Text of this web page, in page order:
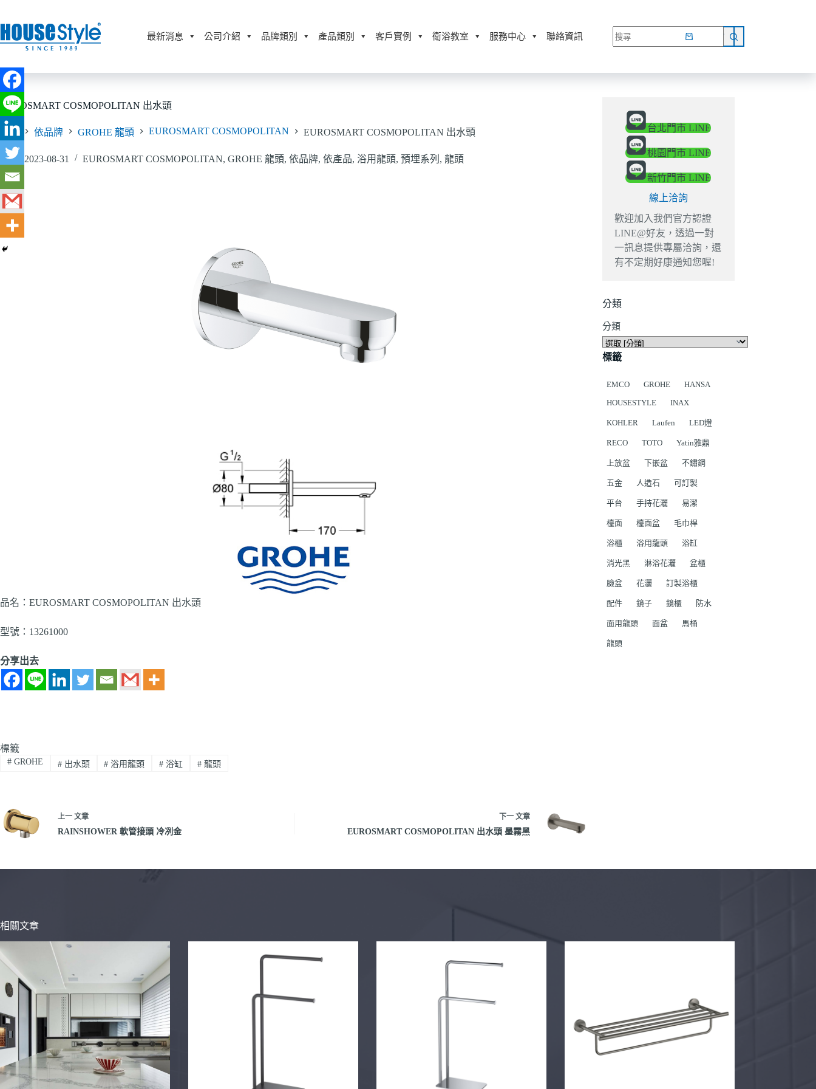
至
主
內
容
最新消息 公司介紹 品牌類別 產品類別 客戶實例 衛浴教室 服務中心 聯絡資訊 網路商店
EUROSMART COSMOPOLITAN 出水頭
首頁 依品牌 GROHE 龍頭 EUROSMART COSMOPOLITAN EUROSMART COSMOPOLITAN 出水頭
2023-08-31 EUROSMART COSMOPOLITAN, GROHE 龍頭, 依品牌, 依產品, 浴用龍頭, 預埋系列 , 龍頭
品名：EUROSMART COSMOPOLITAN 出水頭
型號：13261000
分享出去
標籤
#GROHE #出水頭 # 浴用龍頭 # 浴缸 # 龍頭
上一 文章
RAINSHOWER 軟管接頭 冷冽金
下一 文章
EUROSMART COSMOPOLITAN 出水頭 墨霧黑
台北門市 LINE
桃園門市 LINE
新竹門市 LINE
線上洽詢
歡迎加入我們官方認證
LINE@好友，透過一對
一訊息提供專屬洽詢，還
有不定期好康通知您喔!
分類
分類
標籤
EMCO GROHE
HANSA
HOUSESTYLE
INAX
KOHLER Laufen LED燈
RECO TOTO Yatin雅鼎
上放盆 下嵌盆 不鏽鋼
五金 人造石 可訂製
平台 手持花灑 易潔
檯面 檯面盆 毛巾桿
浴櫃 浴用龍頭 浴缸
消光黑 淋浴花灑 盆櫃
臉盆 花灑 訂製浴櫃
配件 鏡子 鏡櫃 防水
面用龍頭 面盆 馬桶
龍頭
相關文章